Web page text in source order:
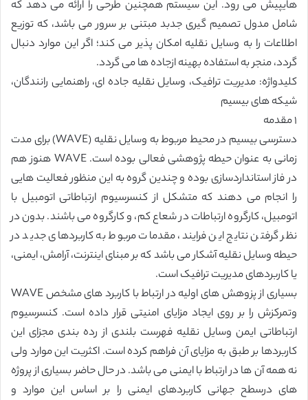
هایپیش می رود. این سیستم همچنین طرحی را ارائه می دهد که
شامل مدول تصمیم گیری جدبد مبتنی بر سرور می باشد، که توزیع
اطلاعات را به وسایل نقلیه امکان پذیر می کند؛ اگر این موارد دنبال
گردد، منجر به استفاده بهینه ازجاده ها می گردد.
کلیدواژه: مدیریت ترافیک، وسایل نقلیه جاده ای، راهنمایی رانندگان،
شیکه های بیسیم
١ مقدمه
دسترسی بیسیم در محیط مربوط به وسایل نقلیه (WAVE) برای مدت
زمانی به عنوان حیطه پژوهشی فعالی بوده است. WAVE هنوز هم
در فاز استانداردسازی بوده و چندین گروه به این منظور فعالیت هایی
را انجام می دهند که متشکل از کنسرسیوم ارتباطاتی اتومبیل با
اتومبیل، کارگروه ارتباطات در شعاع کم، و کارگروه می باشند. بدون در
نظر گرفتن نتایج این فرایند، مقدمات مربوط به کاربردهای جدید در
حیطه وسایل نقلیه آشکار می باشد که بر مبنای اینترنت، آرامش، ایمنی،
یا کاربردهای مدیریت ترافیک است.
بسیاری از پزوهش های اولیه در ارتباط با کاربرد های مشخص WAVE
وتمرکزش را بر روی ایجاد مزایای امنیتی قرار داده است. کنسرسیوم
ارتباطاتی ایمن وسایل نقلیه فهرست بلندی از رده بندی مجزای این
کاربردها بر طبق به مزایای آن فراهم کرده است. اکثریت این موارد ولی
نه همه آن ها در ارتباط با ایمنی می باشد. در حال حاضر بسیاری از پروژه
های درسطح جهانی کاربردهای ایمنی را بر اساس این موارد و